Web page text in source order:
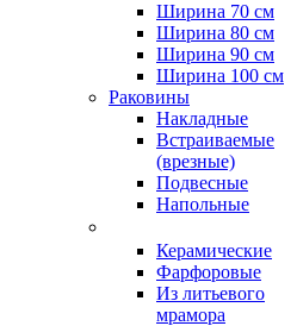
Ширина 70 см
Ширина 80 см
Ширина 90 см
Ширина 100 см
Раковины
Накладные
Встраиваемые
(врезные)
Подвесные
Напольные
Керамические
Фарфоровые
Из литьевого
мрамора